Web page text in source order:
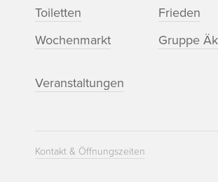
Toiletten
Frieden
Wochenmarkt
Gruppe
Veranstaltungen
Kontakt & Öffnungszeiten